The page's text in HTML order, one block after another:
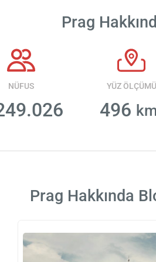
Prag
NÜFUS YÜZ ÖLÇÜMÜ
496
Prag Hakkında